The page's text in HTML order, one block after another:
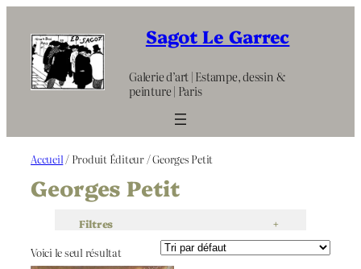
contenu
Sagot Le Garrec
Galerie d’art | Estampe, dessin &
peinture | Paris
Accueil / Produit Éditeur / Georges Petit
Georges Petit
Filtres +
Voici le seul résultat